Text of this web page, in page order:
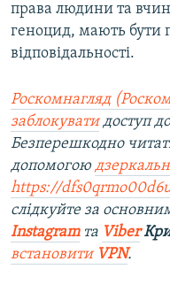
права людини та
геноцид, мають бути
відповідальності.
Роскомнагляд
заблокуватидоступ
Безперешкодно
допомогою
https://
слідкуйте за
Instagramта Viber
встановити VPN.